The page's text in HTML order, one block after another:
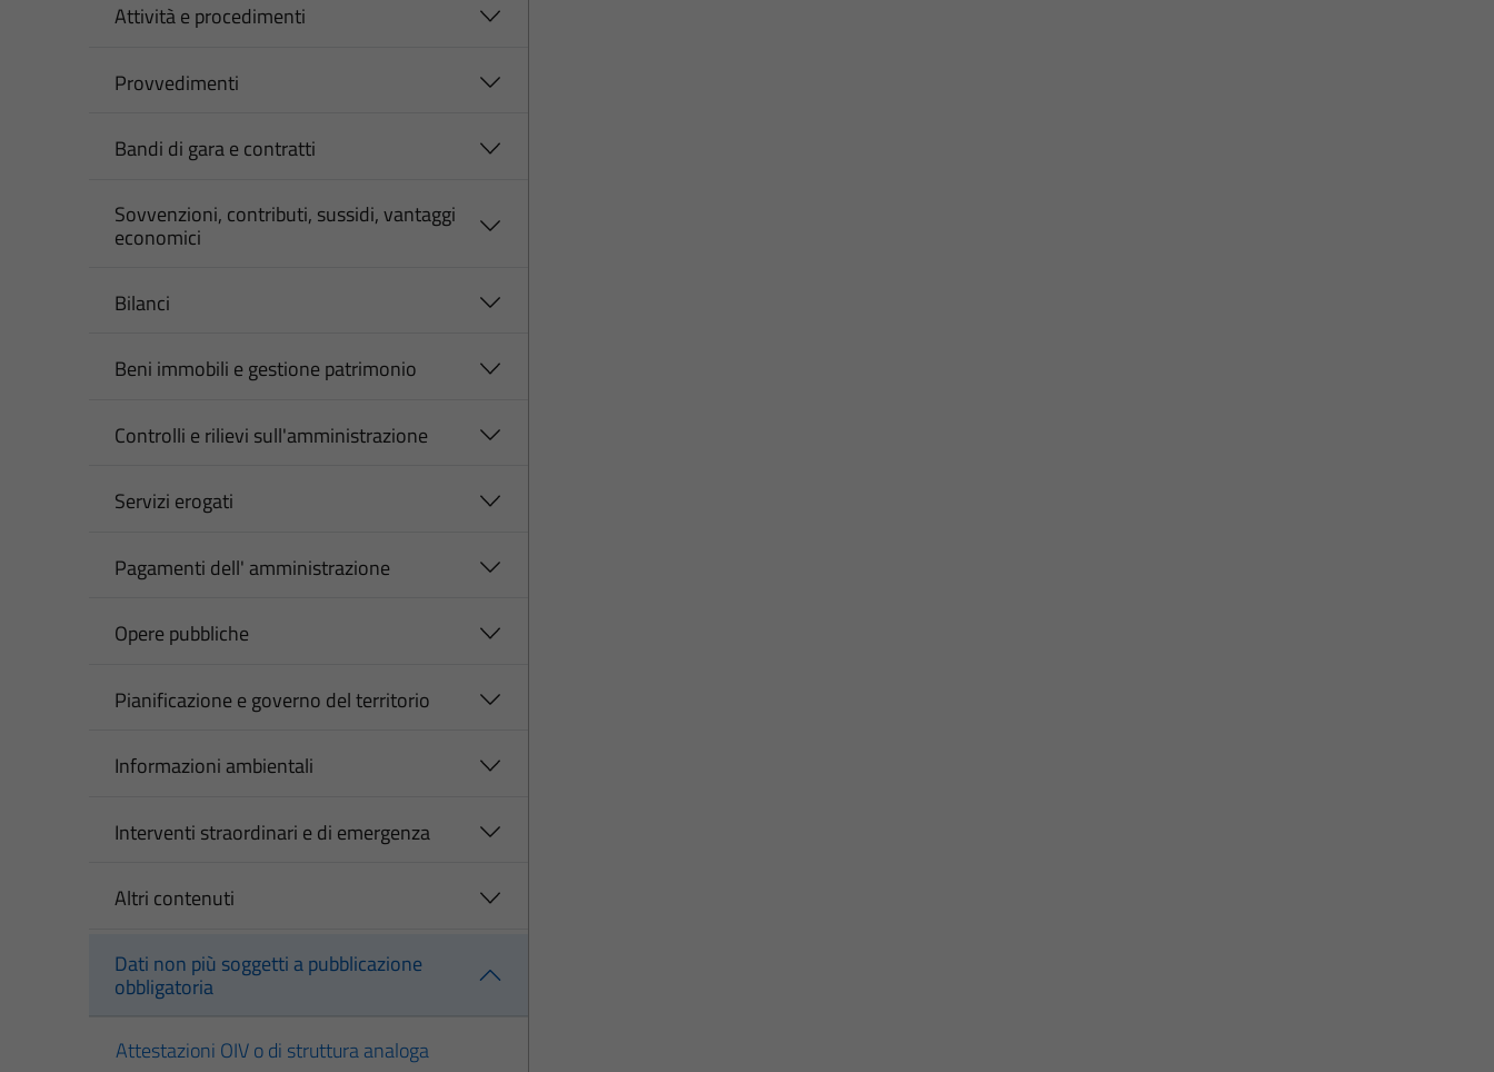
Attività e procedimenti
Provvedimenti
Bandi di gara e contratti
Sovvenzioni, contributi, sussidi, vantaggi
economici
Bilanci
Beni immobili e gestione patrimonio
Controlli e rilievi sull'amministrazione
Servizi erogati
Pagamenti dell' amministrazione
Opere pubbliche
Pianificazione e governo del territorio
Informazioni ambientali
Interventi straordinari e di emergenza
Altri contenuti
Dati non più soggetti a pubblicazione
obbligatoria
Attestazioni OIV o di struttura analoga